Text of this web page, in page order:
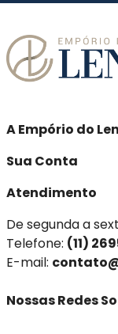
A Empório do
Sua Conta
Atendimento
De segunda a
Telefone: (11)
E-mail:
Nossas Redes